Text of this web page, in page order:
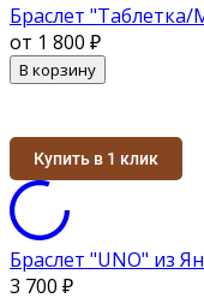
Браслет
от 1 800 ₽
В корзину
Купить в 1 клик
Браслет "UNO" из
3 700 ₽